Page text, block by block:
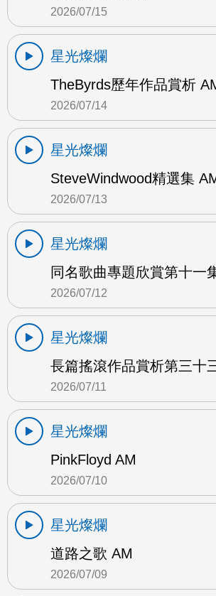
2026/07/15
星光燦爛
TheByrds歷年作品賞析
2026/07/14
星光燦爛
SteveWindwood精選集
2026/07/13
星光燦爛
同名歌曲專題欣賞第十一
2026/07/12
星光燦爛
長篇搖滾作品賞析第三十
2026/07/11
星光燦爛
PinkFloyd AM
2026/07/10
星光燦爛
道路之歌 AM
2026/07/09